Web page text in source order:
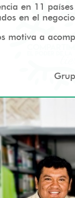
en 11
en el
motiva a